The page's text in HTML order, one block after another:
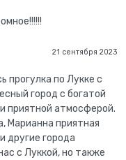
21 сентября 2023
прогулка по Лукке с
город с богатой
приятной атмосферой.
Марианна приятная
другие города
с Луккой, но также